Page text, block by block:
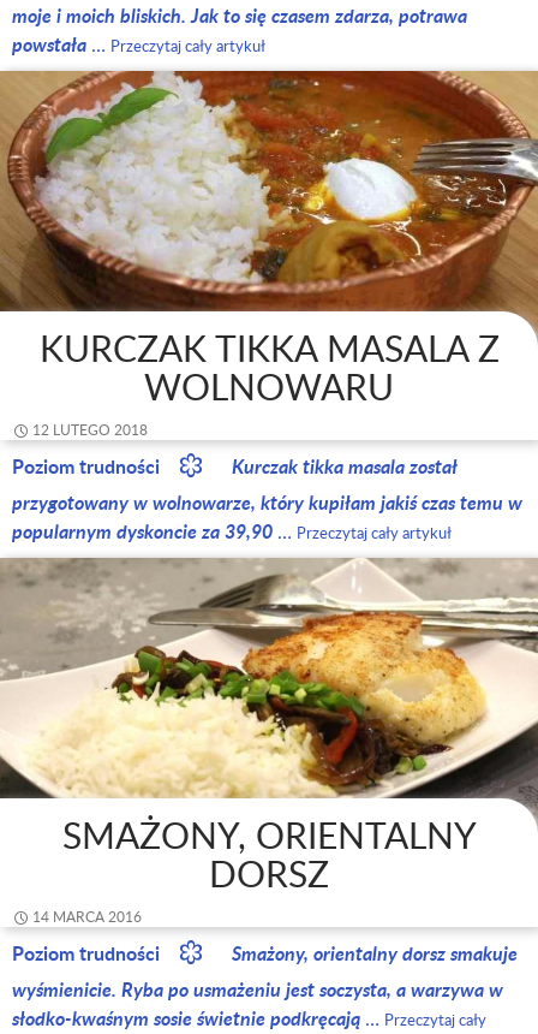
moje i moich bliskich. Jak to się czasem zdarza, potrawa
powstała … Przeczytaj cały artykuł
KURCZAK TIKKA MASALA Z
WOLNOWARU
12 LUTEGO 2018
Poziom trudności
Kurczak tikka masala został
przygotowany w wolnowarze, który kupiłam jakiś czas temu w
popularnym dyskoncie za 39,90 … Przeczytaj cały artykuł
SMAŻONY, ORIENTALNY
DORSZ
14 MARCA 2016
Poziom trudności
Smażony, orientalny dorsz smakuje
wyśmienicie. Ryba po usmażeniu jest soczysta, a warzywa w
słodko-kwaśnym sosie świetnie podkręcają … Przeczytaj cały